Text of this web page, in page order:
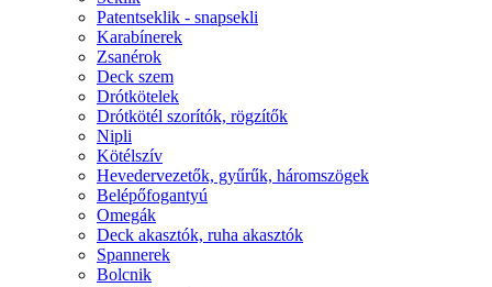
Patentseklik - snapsekli
Karabínerek
Zsanérok
Deck szem
Drótkötelek
Drótkötél szorítók, rögzítők
Nipli
Kötélszív
Hevedervezetők, gyűrűk, háromszögek
Belépőfogantyú
Omegák
Deck akasztók, ruha akasztók
Spannerek
Bolcnik